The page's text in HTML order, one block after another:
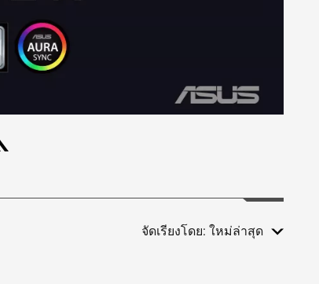
จัดเรียงโดย: ใหม่ล่าสุด